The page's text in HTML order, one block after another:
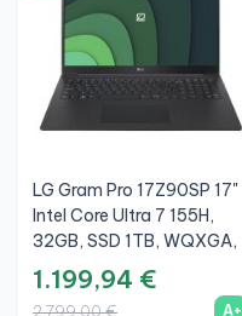
LG Gram Pro 17Z90SP 17"
Intel Core Ultra 7 155H,
32GB, SSD 1TB, WQXGA,
NVIDIA RTX 3050 4GB,
Nero, A+
1.199,94 €
2.799,00 € A+